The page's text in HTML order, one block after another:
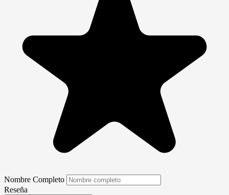
Nombre Completo
Reseña